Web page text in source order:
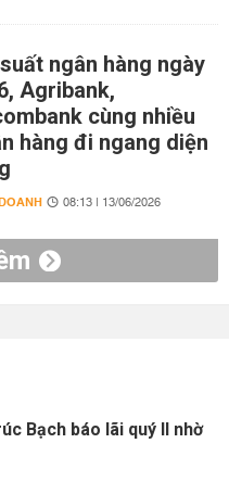
ngân hàng ngày
Agribank,
cùng nhiều
hàng đi ngang diện
08:13 | 13/06/2026
Bạch báo lãi quý II nhờ